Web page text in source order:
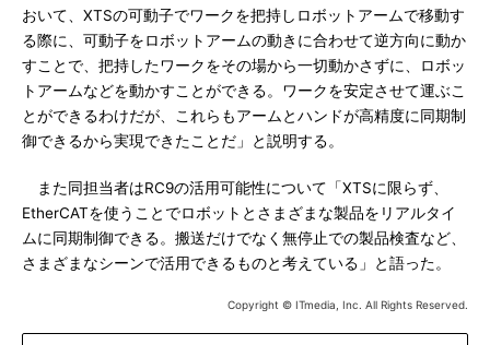
おいて、XTSの可動子でワークを把持しロボットアームで移動す
る際に、可動子をロボットアームの動きに合わせて逆方向に動か
すことで、把持したワークをその場から一切動かさずに、ロボッ
トアームなどを動かすことができる。ワークを安定させて運ぶこ
とができるわけだが、これらもアームとハンドが高精度に同期制
御できるから実現できたことだ」と説明する。
また同担当者はRC9の活用可能性について「XTSに限らず、
EtherCATを使うことでロボットとさまざまな製品をリアルタイ
ムに同期制御できる。搬送だけでなく無停止での製品検査など、
さまざまなシーンで活用できるものと考えている」と語った。
Copyright © ITmedia, Inc. All Rights Reserved.